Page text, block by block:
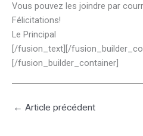
Vous pouvez les joindre par
Félicitations!
Le Principal
[/fusion_text][/
[/fusion_builder_container]
← Article précédent